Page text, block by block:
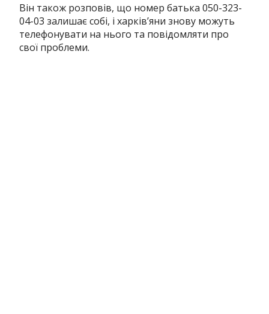
Він також розповів, що номер батька 050-323-
04-03 залишає собі, і харків’яни знову можуть
телефонувати на нього та повідомляти про
свої проблеми.